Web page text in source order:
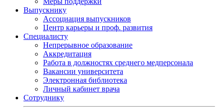
Выпускнику
Ассоциация выпускников
Центр карьеры и проф. развития
Специалисту
Непрерывное образование
Аккредитация
Работа в должностях среднего медперсонала
Вакансии университета
Электронная библиотека
Личный кабинет врача
Сотруднику